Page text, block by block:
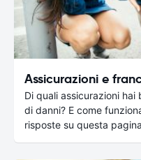
Assicurazioni e
Di quali assicurazioni hai
di danni? E come
risposte su questa pagina